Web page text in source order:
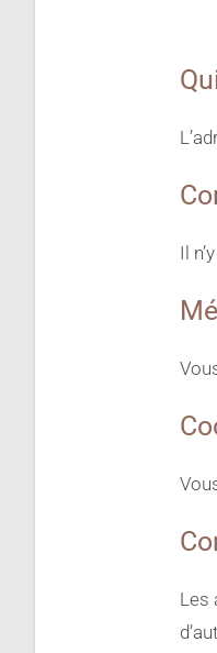
Il
Les